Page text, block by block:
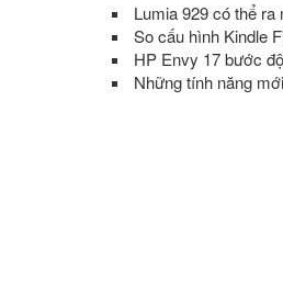
Lumia 929 có thể ra
So cấu hình Kindle
HP Envy 17 bước
Những tính năng